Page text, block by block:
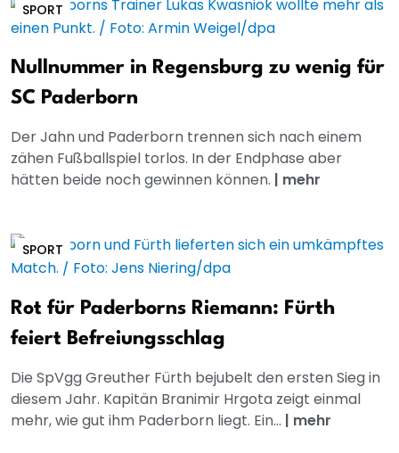
SPORT
Nullnummer in Regensburg zu wenig für
SC Paderborn
Der Jahn und Paderborn trennen sich nach einem
zähen Fußballspiel torlos. In der Endphase aber
hätten beide noch gewinnen können. | mehr
SPORT
Rot für Paderborns Riemann: Fürth
feiert Befreiungsschlag
Die SpVgg Greuther Fürth bejubelt den ersten Sieg in
diesem Jahr. Kapitän Branimir Hrgota zeigt einmal
mehr, wie gut ihm Paderborn liegt. Ein... | mehr